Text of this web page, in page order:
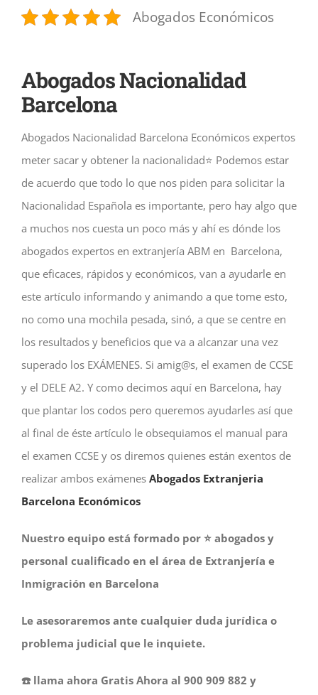
Abogados Económicos
Abogados Nacionalidad
Barcelona
Abogados Nacionalidad Barcelona Económicos expertos
meter sacar y obtener la nacionalidad⭐️ Podemos estar
de acuerdo que todo lo que nos piden para solicitar la
Nacionalidad Española es importante, pero hay algo que
a muchos nos cuesta un poco más y ahí es dónde los
abogados expertos en extranjería ABM en Barcelona,
que eficaces, rápidos y económicos, van a ayudarle en
este artículo informando y animando a que tome esto,
no como una mochila pesada, sinó, a que se centre en
los resultados y beneficios que va a alcanzar una vez
superado los EXÁMENES. Si amig@s, el examen de CCSE
y el DELE A2. Y como decimos aquí en Barcelona, hay
que plantar los codos pero queremos ayudarles así que
al final de éste artículo le obsequiamos el manual para
el examen CCSE y os diremos quienes están exentos de
realizar ambos exámenes Abogados Extranjeria
Barcelona Económicos
Nuestro equipo está formado por ⭐️ abogados y
personal cualificado en el área de Extranjería e
Inmigración en Barcelona
Le asesoraremos ante cualquier duda jurídica o
problema judicial que le inquiete.
☎️ llama ahora Gratis Ahora al 900 909 882 y